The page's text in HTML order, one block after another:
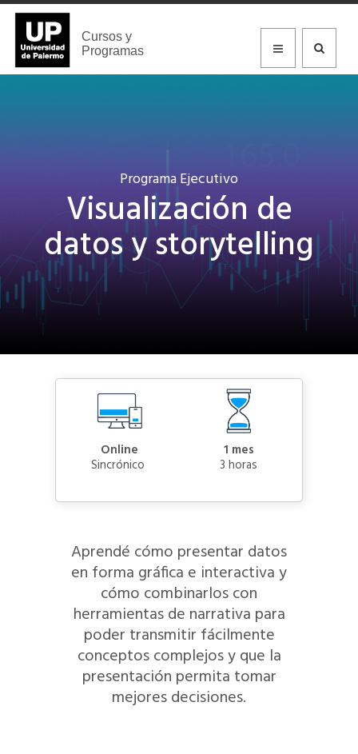
Cursos y
Programas
Programa Ejecutivo
Visualización de
datos y storytelling
Online
sincrónico
1 mes
3 horas
Aprendé cómo presentar datos
en forma gráfica e interactiva y
cómo combinarlos con
herramientas de narrativa para
poder transmitir fácilmente
conceptos complejos y que la
presentación permita tomar
mejores decisiones.